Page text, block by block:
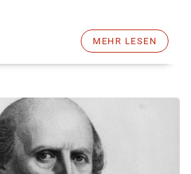
MEHR LESEN